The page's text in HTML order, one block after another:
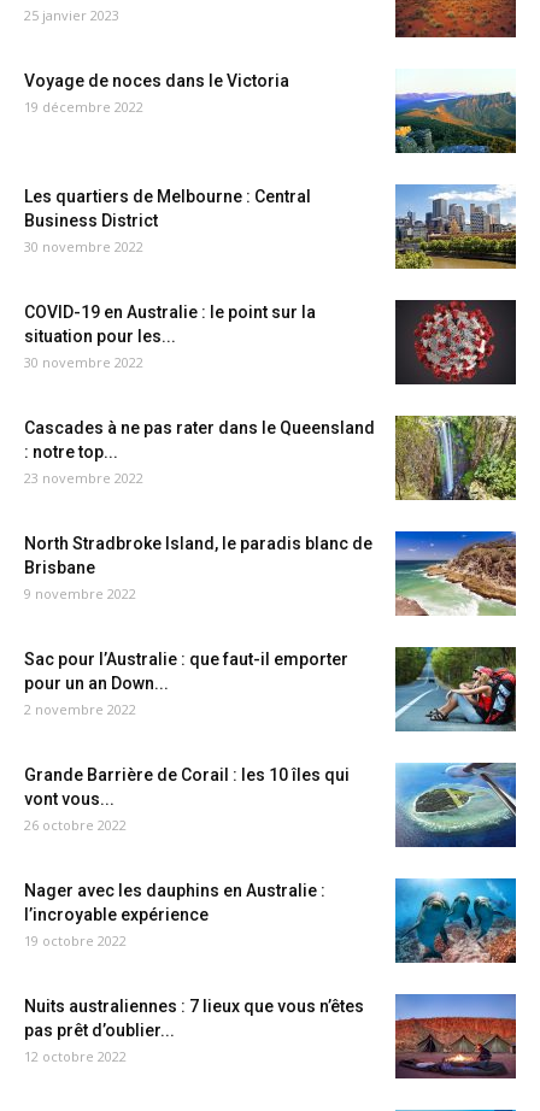
25 janvier 2023
Voyage de noces dans le Victoria
19 décembre 2022
Les quartiers de Melbourne : Central
Business District
30 novembre 2022
COVID-19 en Australie : le point sur la
situation pour les...
30 novembre 2022
Cascades à ne pas rater dans le Queensland
: notre top...
23 novembre 2022
North Stradbroke Island, le paradis blanc de
Brisbane
9 novembre 2022
Sac pour l’Australie : que faut-il emporter
pour un an Down...
2 novembre 2022
Grande Barrière de Corail : les 10 îles qui
vont vous...
26 octobre 2022
Nager avec les dauphins en Australie :
l’incroyable expérience
19 octobre 2022
Nuits australiennes : 7 lieux que vous n’êtes
pas prêt d’oublier...
12 octobre 2022